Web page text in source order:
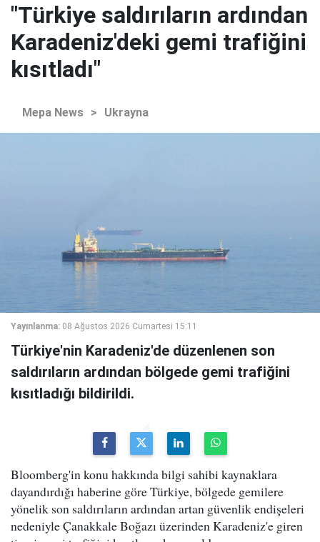
"Türkiye saldırıların ardından
Karadeniz'deki gemi trafiğini
kısıtladı"
Mepa News > Ukrayna
Yayınlanma: 08 Ağustos 2026 Cumartesi 15:11
Türkiye'nin Karadeniz'de düzenlenen son
saldırıların ardından bölgede gemi trafiğini
kısıtladığı bildirildi.
Bloomberg'in konu hakkında bilgi sahibi kaynaklara
dayandırdığı haberine göre Türkiye, bölgede gemilere
yönelik son saldırıların ardından artan güvenlik endişeleri
nedeniyle Çanakkale Boğazı üzerinden Karadeniz'e giren